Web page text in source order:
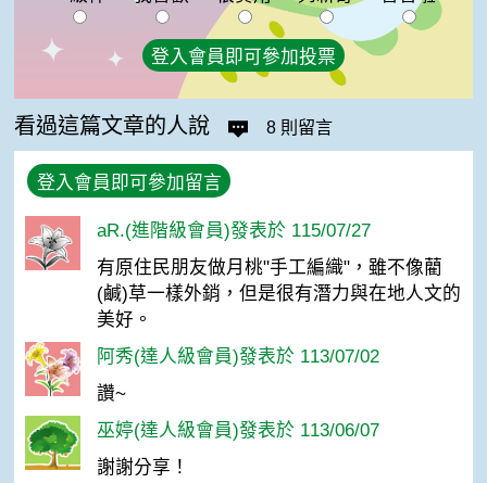
登入會員即可參加投票
看過這篇文章的人說 8 則留言
登入會員即可參加留言
aR.(進階級會員)發表於 115/07/27
有原住民朋友做月桃"手工編織"，雖不像藺
(鹹)草一樣外銷，但是很有潛力與在地人文的
美好。
阿秀(達人級會員)發表於 113/07/02
讚~
巫婷(達人級會員)發表於 113/06/07
謝謝分享！